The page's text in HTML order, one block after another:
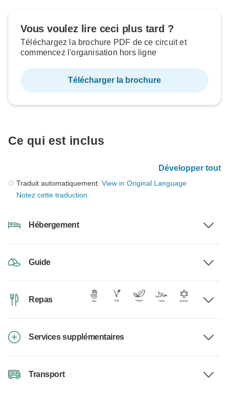
Vous voulez lire ceci plus tard ?
Téléchargez la brochure PDF de ce circuit et
commencez l'organisation hors ligne
Télécharger la brochure
Ce qui est inclus
Développer tout
Traduit automatiquement. View in Original Language
Notez cette traduction
Hébergement
Guide
Repas
Services supplémentaires
Transport